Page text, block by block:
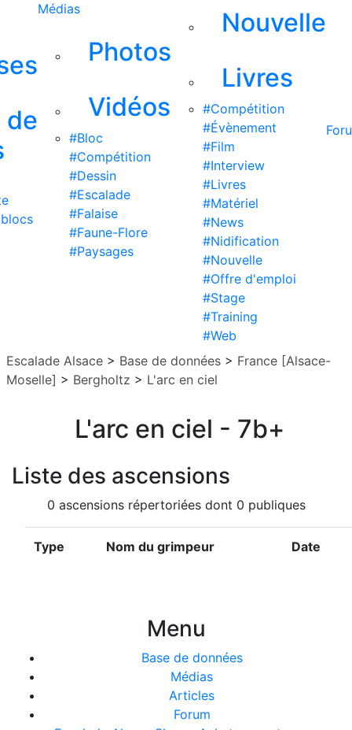
de
Médias
Photos
Vidéos
#Bloc
#Compétition
#Dessin
#Escalade
#Falaise
#Faune-Flore
#Paysages
Nouvelle
Livres
#Compétition
#Évènement
#Film
#Interview
#Livres
#Matériel
#News
#Nidification
#Nouvelle
#Offre d'emploi
#Stage
#Training
#Web
Escalade Alsace > Base de données > France [Alsace-
Moselle] > Bergholtz > L'arc en ciel
L'arc en ciel - 7b+
Liste des ascensions
0 ascensions répertoriées dont 0 publiques
Type Nom du grimpeur Date
Menu
Base de données
Médias
Articles
Forum